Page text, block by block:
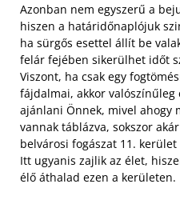
Azonban nem egyszerű a
hiszen a határidőnaplójuk
ha sürgős esettel állít be
felár fejében sikerülhet időt
Viszont, ha csak egy
fájdalmai, akkor
ajánlani Önnek, mivel ahogy
vannak táblázva, sokszor
belvárosi fogászat 11.
Itt ugyanis zajlik az élet,
élő áthalad ezen a kerületen.